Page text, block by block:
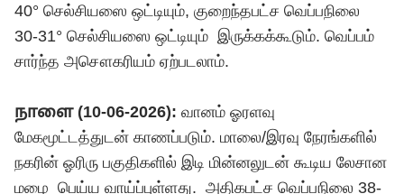
40° செல்சியஸை ஒட்டியும், குறைந்தபட்ச வெப்பநிலை
30-31° செல்சியஸை ஒட்டியும் இருக்கக்கூடும். வெப்பம்
சார்ந்த அசௌகரியம் ஏற்படலாம்.
நாளை (10-06-2026): வானம் ஓரளவு
மேகமூட்டத்துடன் காணப்படும். மாலை/இரவு நேரங்களில்
நகரின் ஓரிரு பகுதிகளில் இடி மின்னலுடன் கூடிய லேசான
மழை பெய்ய வாய்ப்புள்ளது. அதிகபட்ச வெப்பநிலை 38-